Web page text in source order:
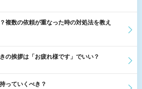
複数の依頼が重なった時の対処法を教え
の挨拶は「お疲れ様です」でいい？
っていくべき？